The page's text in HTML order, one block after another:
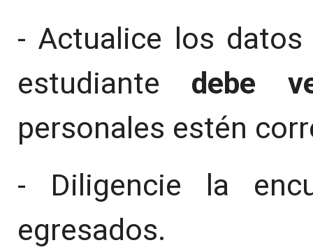
- Actualice los datos
estudiante debe
personales estén
- Diligencie la
egresados.